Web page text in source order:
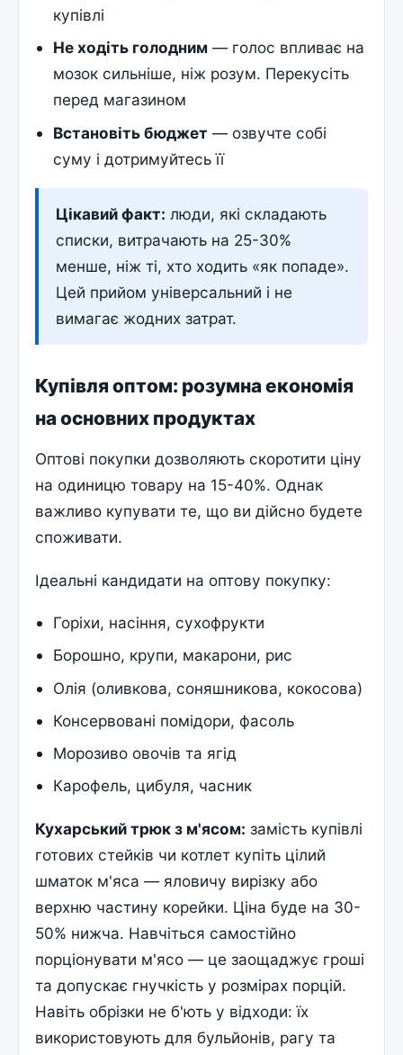
купівлі
Не ходіть голодним — голос впливає на
мозок сильніше, ніж розум. Перекусіть
перед магазином
Встановіть бюджет — озвучте собі
суму і дотримуйтесь її
Цікавий факт: люди, які складають
списки, витрачають на 25-30%
менше, ніж ті, хто ходить «як попаде».
Цей прийом універсальний і не
вимагає жодних затрат.
Купівля оптом: розумна економія
на основних продуктах
Оптові покупки дозволяють скоротити ціну
на одиницю товару на 15-40%. Однак
важливо купувати те, що ви дійсно будете
споживати.
Ідеальні кандидати на оптову покупку:
Горіхи, насіння, сухофрукти
Борошно, крупи, макарони, рис
Олія (оливкова, соняшникова, кокосова)
Консервовані помідори, фасоль
Морозиво овочів та ягід
Карофель, цибуля, часник
Кухарський трюк з м'ясом: замість купівлі
готових стейків чи котлет купіть цілий
шматок м'яса — яловичу вирізку або
верхню частину корейки. Ціна буде на 30-
50% нижча. Навчіться самостійно
порціонувати м'ясо — це заощаджує гроші
та допускає гнучкість у розмірах порцій.
Навіть обрізки не б'ють у відходи: їх
використовують для бульйонів, рагу та